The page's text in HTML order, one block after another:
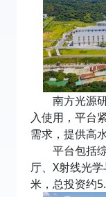
南方光源
入使用，平台
需求，提供高
平台包括
厅、X射线光
米，总投资约